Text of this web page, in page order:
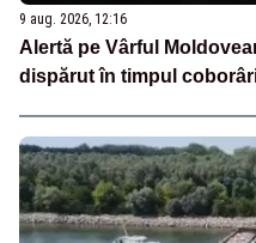
9 aug. 2026, 12:16
Alertă pe Vârful
dispărut în timpul